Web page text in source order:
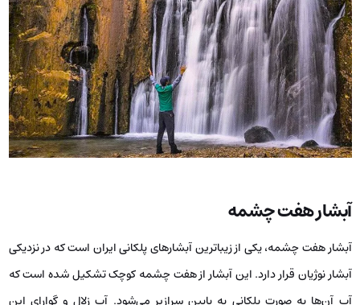
آبشار هفت چشمه
آبشار هفت چشمه، یکی از زیباترین آبشارهای پلکانی ایران است که در نزدیکی
آبشار نوژیان قرار دارد. این آبشار از هفت چشمه کوچک تشکیل شده است که
آب آن‌ها به صورت پلکانی به پایین سرازیر می‌شود. آب زلال و گوارای این